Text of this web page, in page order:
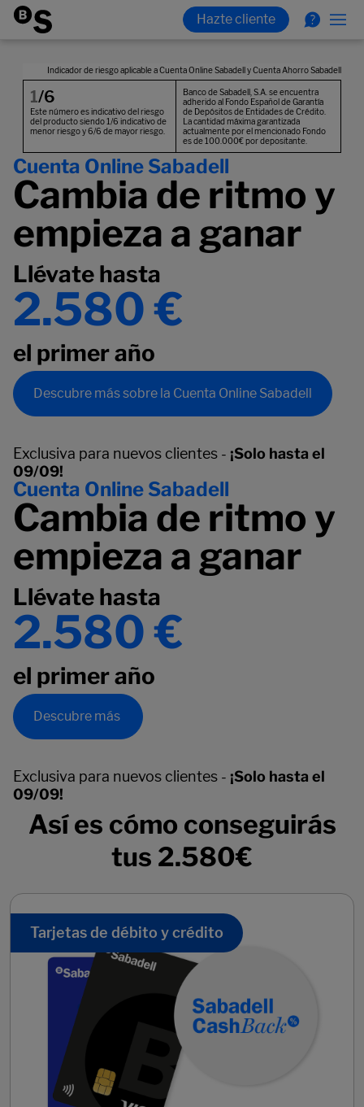
Cuenta Online Sabadell
Cambia de ritmo y
empieza a ganar
Llévate hasta
2.580 €
el primer año
Descubre más sobre la Cuenta Online Sabadell
Exclusiva para nuevos clientes - ¡Solo hasta el
09/09!
Cuenta Online Sabadell
Cambia de ritmo y
empieza a ganar
Llévate hasta
2.580 €
el primer año
Descubre más
Exclusiva para nuevos clientes - ¡Solo hasta el
09/09!
Así es cómo conseguirás
tus 2.580€
Tarjetas de débito y crédito